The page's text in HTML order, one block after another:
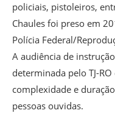
policiais, pistoleiros,
Chaules foi preso em
Polícia Federal/
A audiência de
determinada pelo TJ-
complexidade e
pessoas ouvidas.